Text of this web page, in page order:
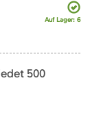
Auf Lager: 6
500